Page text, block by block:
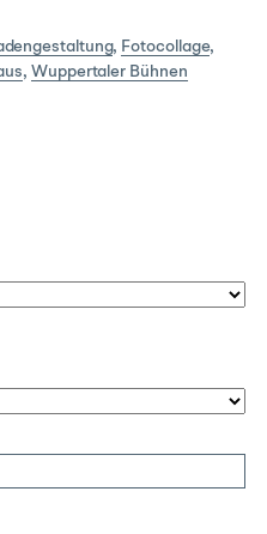
, Fotocollage,
,Wuppertaler Bühnen